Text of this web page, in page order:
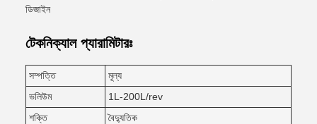
ডিজাইন
টেকনিক্যাল প্যারামিটারঃ
সম্পত্তি
মূল্য
ভলিউম
1L-200L/rev
শক্তি
বৈদ্যুতিক